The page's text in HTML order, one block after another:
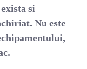
si
Nu este